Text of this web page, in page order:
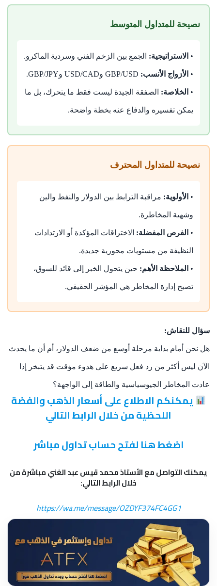
نصيحة للمتداول المتوسط
• الاستراتيجية: الجمع بين الزخم الفني وسردية الماكرو.
• الأزواج الأنسب:
• الخلاصة: الصفقة الجيدة ليست فقط ما يتحرك، بل ما
يمكن تفسيره والدفاع عنه بخطة واضحة.
نصيحة للمتداول المحترف
• الأولوية: مراقبة الترابط بين الدولار والنفط والين
وشهية المخاطرة.
• الفرص المفضلة: الاختراقات المؤكدة أو الارتدادات
النظيفة من مستويات محورية جديدة.
• الملاحظة الأهم: حين يتحول الخبر إلى قائد للسوق،
تصبح إدارة المخاطر هي المؤشر الحقيقي.
سؤال للنقاش:
هل نحن أمام بداية مرحلة أوسع من ضعف الدولار، أم أن ما يحدث
الآن ليس أكثر من رد فعل سريع على هدوء مؤقت قد يتبخر إذا
عادت المخاطر الجيوسياسية والطاقة إلى الواجهة؟
يمكنكم الاطلاع على أسعار الذهب والفضة
اللحظية من خلال الرابط التالي
اضغط هنا لفتح حساب تداول مباشر
يمكنك التواصل مع الأستاذ محمد قيس عبد الغني مباشرة من
خلال الرابط التالي:
https://wa.me/message/OZDYF374FC4GG1